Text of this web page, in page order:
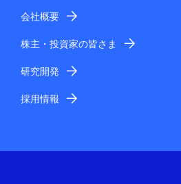
会社概要
株主・投資家の皆さま
研究開発
採用情報